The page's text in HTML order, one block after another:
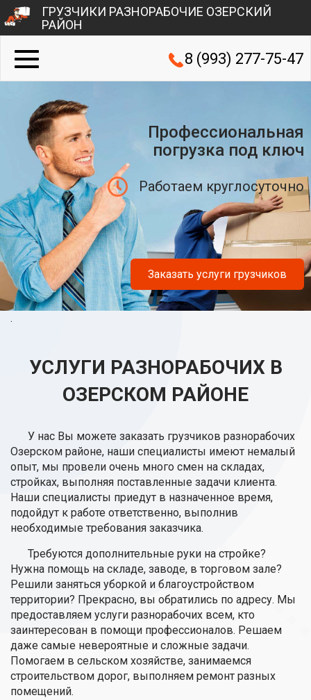
ГРУЗЧИКИ РАЗНОРАБОЧИЕ ОЗЕРСКИЙ
РАЙОН
8 (993) 277-75-47
Профессиональная
погрузка под ключ
Работаем круглосуточно
Заказать услуги грузчиков
.
УСЛУГИ РАЗНОРАБОЧИХ В
ОЗЕРСКОМ РАЙОНЕ
У нас Вы можете заказать грузчиков разнорабочих
Озерском районе, наши специалисты имеют немалый
опыт, мы провели очень много смен на складах,
стройках, выполняя поставленные задачи клиента.
Наши специалисты приедут в назначенное время,
подойдут к работе ответственно, выполнив
необходимые требования заказчика.
Требуются дополнительные руки на стройке?
Нужна помощь на складе, заводе, в торговом зале?
Решили заняться уборкой и благоустройством
территории? Прекрасно, вы обратились по адресу. Мы
предоставляем услуги разнорабочих всем, кто
заинтересован в помощи профессионалов. Решаем
даже самые невероятные и сложные задачи.
Помогаем в сельском хозяйстве, занимаемся
строительством дорог, выполняем ремонт разных
помещений.